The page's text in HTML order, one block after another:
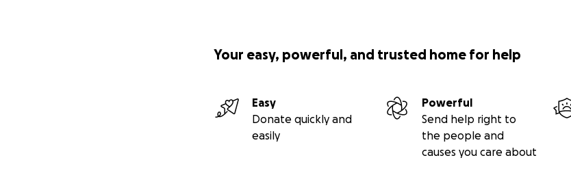
Your easy, powerful, and trusted home for help
Easy
Donate quickly and
easily
Powerful
Send help right to
the people and
causes you care about